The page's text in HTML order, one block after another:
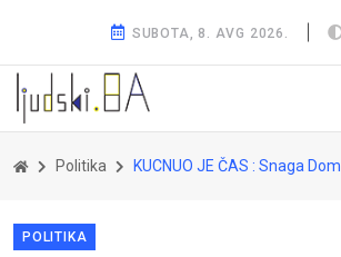
SUBOTA, 8. AVG 2026.
Politika KUCNUO JE ČAS : Snaga Domovine u Norveškoj okupila veliki broj Bosanaca i Hercegovaca, snažna poruka pred oktobarske izbore!
POLITIKA